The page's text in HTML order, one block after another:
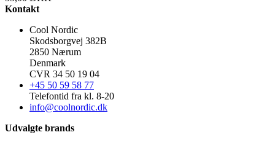
Kontakt
Cool Nordic
Skodsborgvej 382B
2850 Nærum
Denmark
CVR 34 50 19 04
+45 50 59 58 77
Telefontid fra kl. 8-20
info@coolnordic.dk
Udvalgte brands